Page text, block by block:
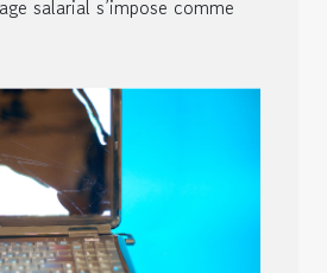
salarial s’impose comme